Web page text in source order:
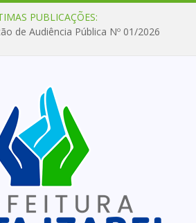
PUBLICAÇÕES:
de Audiência Pública Nº 01/2026